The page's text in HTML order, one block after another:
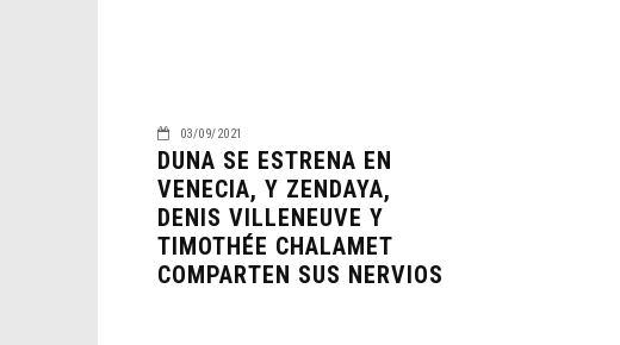
03/09/2021
DUNA SE ESTRENA EN
VENECIA, Y ZENDAYA,
DENIS VILLENEUVE Y
TIMOTHÉE CHALAMET
COMPARTEN SUS NERVIOS